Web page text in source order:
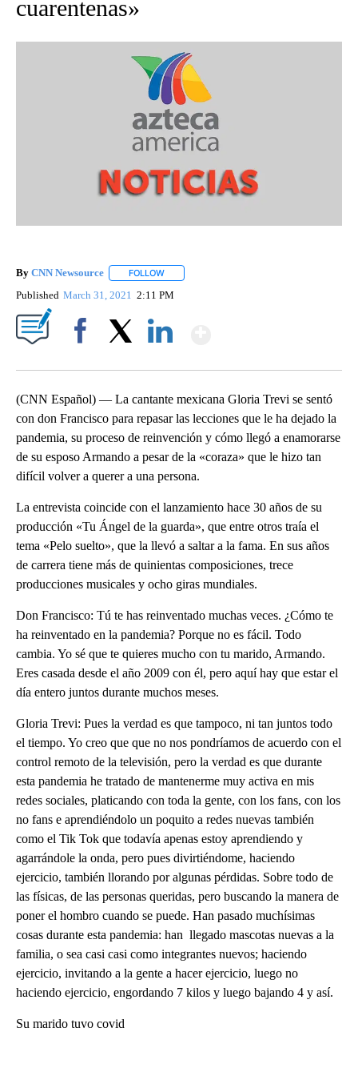
cuarentenas»
By CNN Newsource FOLLOW
Published March 31, 2021 2:11 PM
(CNN Español) — La cantante mexicana Gloria Trevi se sentó
con don Francisco para repasar las lecciones que le ha dejado la
pandemia, su proceso de reinvención y cómo llegó a enamorarse
de su esposo Armando a pesar de la «coraza» que le hizo tan
difícil volver a querer a una persona.
La entrevista coincide con el lanzamiento hace 30 años de su
producción «Tu Ángel de la guarda», que entre otros traía el
tema «Pelo suelto», que la llevó a saltar a la fama. En sus años
de carrera tiene más de quinientas composiciones, trece
producciones musicales y ocho giras mundiales.
Don Francisco: Tú te has reinventado muchas veces. ¿Cómo te
ha reinventado en la pandemia? Porque no es fácil. Todo
cambia. Yo sé que te quieres mucho con tu marido, Armando.
Eres casada desde el año 2009 con él, pero aquí hay que estar el
día entero juntos durante muchos meses.
Gloria Trevi: Pues la verdad es que tampoco, ni tan juntos todo
el tiempo. Yo creo que que no nos pondríamos de acuerdo con el
control remoto de la televisión, pero la verdad es que durante
esta pandemia he tratado de mantenerme muy activa en mis
redes sociales, platicando con toda la gente, con los fans, con los
no fans e aprendiéndolo un poquito a redes nuevas también
como el Tik Tok que todavía apenas estoy aprendiendo y
agarrándole la onda, pero pues divirtiéndome, haciendo
ejercicio, también llorando por algunas pérdidas. Sobre todo de
las físicas, de las personas queridas, pero buscando la manera de
poner el hombro cuando se puede. Han pasado muchísimas
cosas durante esta pandemia: han llegado mascotas nuevas a la
familia, o sea casi casi como integrantes nuevos; haciendo
ejercicio, invitando a la gente a hacer ejercicio, luego no
haciendo ejercicio, engordando 7 kilos y luego bajando 4 y así.
Su marido tuvo covid